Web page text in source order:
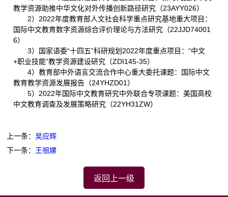
教学资源助推中华文化对外传播创新路径研究（23AYY026）
2）2022年度教育部人文社会科学重点研究基地重大项目：
国际中文教育数字资源综合评价理论与方法研究（22JJD74001
6）
3）国家语委“十四五”科研规划2022年度重点项目：“中文
+职业技能”教学资源建设研究（ZDI145-35）
4）教育部中外语言交流合作中心重大委托课题：国际中文
教育教学资源发展报告（24YHZD01）
5）2022年国际中文教育研究中外联合专项课题：美国高校
中文教育调查及发展策略研究（22YH31ZW）
上一条：吴应辉
下一条： 王祖嫘​
返回上一级